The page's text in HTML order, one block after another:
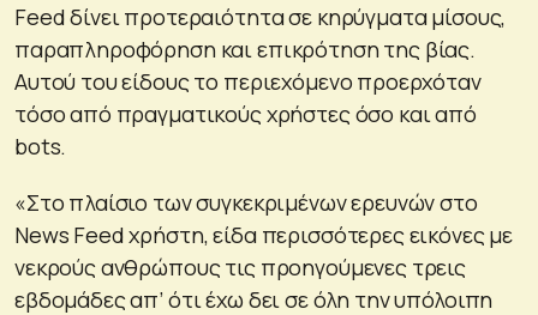
Feed δίνει προτεραιότητα σε κηρύγματα μίσους,
παραπληροφόρηση και επικρότηση της βίας.
Αυτού του είδους το περιεχόμενο προερχόταν
τόσο από πραγματικούς χρήστες όσο και από
bots.
«Στο πλαίσιο των συγκεκριμένων ερευνών στο
News Feed χρήστη, είδα περισσότερες εικόνες με
νεκρούς ανθρώπους τις προηγούμενες τρεις
εβδομάδες απ’ ότι έχω δει σε όλη την υπόλοιπη